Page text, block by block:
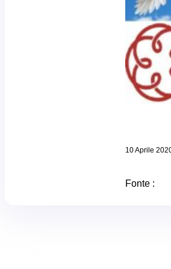
10 Aprile
Fonte :